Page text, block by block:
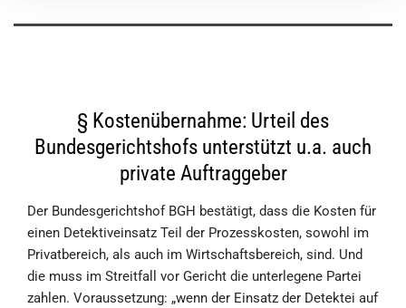
§ Kostenübernahme: Urteil des
Bundesgerichtshofs unterstützt u.a. auch
private Auftraggeber
Der Bundesgerichtshof BGH bestätigt, dass die Kosten für
einen Detektiveinsatz Teil der Prozesskosten, sowohl im
Privatbereich, als auch im Wirtschaftsbereich, sind. Und
die muss im Streitfall vor Gericht die unterlegene Partei
zahlen. Voraussetzung: „wenn der Einsatz der Detektei auf